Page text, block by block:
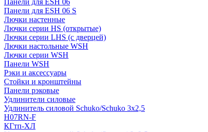
Панели для ESH 06
Панели для ESH 06 S
Лючки настенные
Лючки серии HS (открытые)
Лючки серии LHS (с дверцей)
Лючки настольные WSH
Лючки серии WSH
Панели WSH
Рэки и аксессуары
Стойки и кронштейны
Панели рэковые
Удлинители силовые
Удлинитель силовой Schuko/Schuko 3х2,5
H07RN-F
КГтп-ХЛ